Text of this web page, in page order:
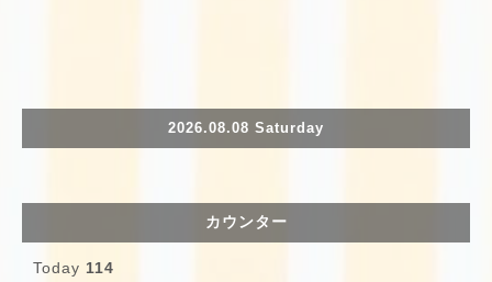
2026.08.08 Saturday
カウンター
Today 114